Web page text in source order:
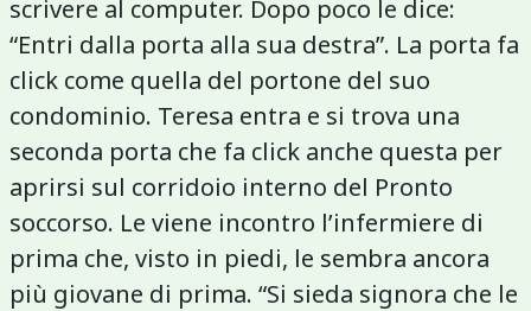
scrivere al computer. Dopo poco le dice:
“Entri dalla porta alla sua destra”. La porta fa
click come quella del portone del suo
condominio. Teresa entra e si trova una
seconda porta che fa click anche questa per
aprirsi sul corridoio interno del Pronto
soccorso. Le viene incontro l’infermiere di
prima che, visto in piedi, le sembra ancora
più giovane di prima. “Si sieda signora che le